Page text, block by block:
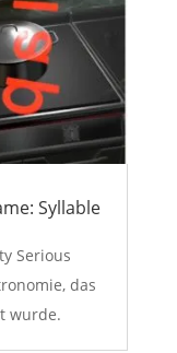
Syllable
Serious
das
wurde.